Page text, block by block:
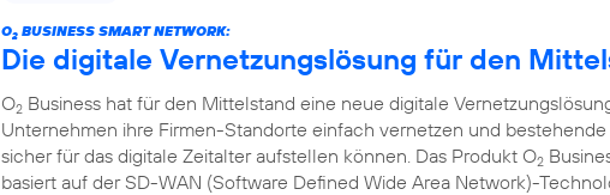
O2 BUSINESS SMART NETWORK:
Die digitale Vernetzungslösung für den
O2 Business hat für den Mittelstand eine neue digitale
Unternehmen ihre Firmen-Standorte einfach vernetzen und
sicher für das digitale Zeitalter aufstellen können. Das Produkt O2
basiert auf der SD-WAN (Software Defined Wide Area Network)-